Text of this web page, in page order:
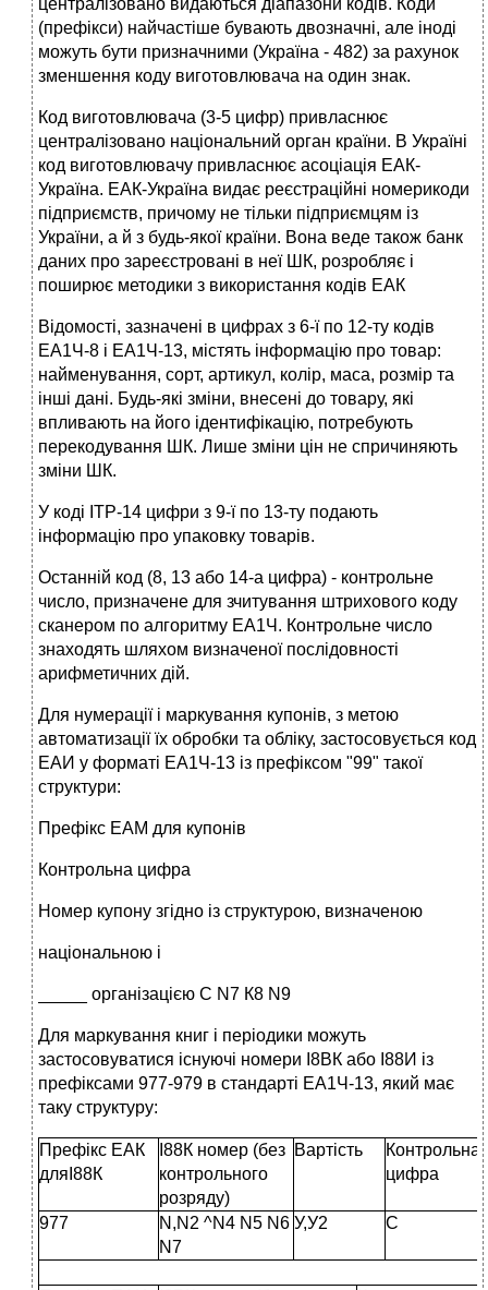
централізовано видаються діапазони кодів. Коди
(префікси) найчастіше бувають двозначні, але іноді
можуть бути призначними (Україна - 482) за рахунок
зменшення коду виготовлювача на один знак.
Код виготовлювача (3-5 цифр) привласнює
централізовано національний орган країни. В Україні
код виготовлювачу привласнює асоціація ЕАК-
Україна. ЕАК-Україна видає реєстраційні номерикоди
підприємств, причому не тільки підприємцям із
України, а й з будь-якої країни. Вона веде також банк
даних про зареєстровані в неї ШК, розробляє і
поширює методики з використання кодів ЕАК
Відомості, зазначені в цифрах з 6-ї по 12-ту кодів
ЕА1Ч-8 і ЕА1Ч-13, містять інформацію про товар:
найменування, сорт, артикул, колір, маса, розмір та
інші дані. Будь-які зміни, внесені до товару, які
впливають на його ідентифікацію, потребують
перекодування ШК. Лише зміни цін не спричиняють
зміни ШК.
У коді ІТР-14 цифри з 9-ї по 13-ту подають
інформацію про упаковку товарів.
Останній код (8, 13 або 14-а цифра) - контрольне
число, призначене для зчитування штрихового коду
сканером по алгоритму ЕА1Ч. Контрольне число
знаходять шляхом визначеної послідовності
арифметичних дій.
Для нумерації і маркування купонів, з метою
автоматизації їх обробки та обліку, застосовується код
ЕАИ у форматі ЕА1Ч-13 із префіксом "99" такої
структури:
Префікс ЕАМ для купонів
Контрольна цифра
Номер купону згідно із структурою, визначеною
національною і
_____ організацією С N7 К8 N9
Для маркування книг і періодики можуть
застосовуватися існуючі номери І8ВК або І88И із
префіксами 977-979 в стандарті ЕА1Ч-13, який має
таку структуру:
Префікс ЕАК
дляІ88К
І88К номер (без
контрольного
розряду)
Вартість
Контрольна
цифра
977
N,N2 ^N4 N5 N6
N7
У,У2 С